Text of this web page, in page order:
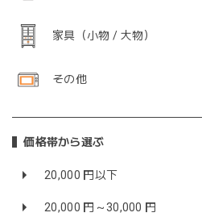
家具（小物 / 大物）
その他
価格帯から選ぶ
20,000 円以下
20,000 円～30,000 円